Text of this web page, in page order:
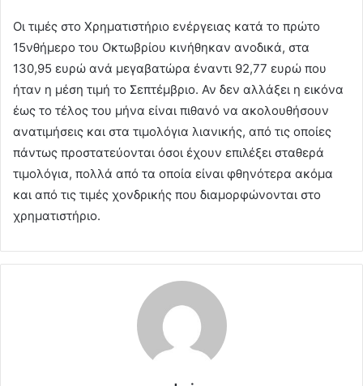
Οι τιμές στο Χρηματιστήριο ενέργειας κατά το πρώτο
15νθήμερο του Οκτωβρίου κινήθηκαν ανοδικά, στα
130,95 ευρώ ανά μεγαβατώρα έναντι 92,77 ευρώ που
ήταν η μέση τιμή το Σεπτέμβριο. Αν δεν αλλάξει η εικόνα
έως το τέλος του μήνα είναι πιθανό να ακολουθήσουν
ανατιμήσεις και στα τιμολόγια λιανικής, από τις οποίες
πάντως προστατεύονται όσοι έχουν επιλέξει σταθερά
τιμολόγια, πολλά από τα οποία είναι φθηνότερα ακόμα
και από τις τιμές χονδρικής που διαμορφώνονται στο
χρηματιστήριο.